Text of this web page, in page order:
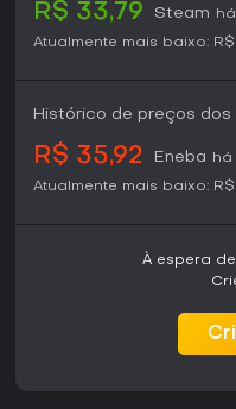
R$ 33,79 Steam
Atualmente mais baixo:
Histórico de preços dos
R$ 35,92 Eneba
há
Atualmente mais baixo:
À espera